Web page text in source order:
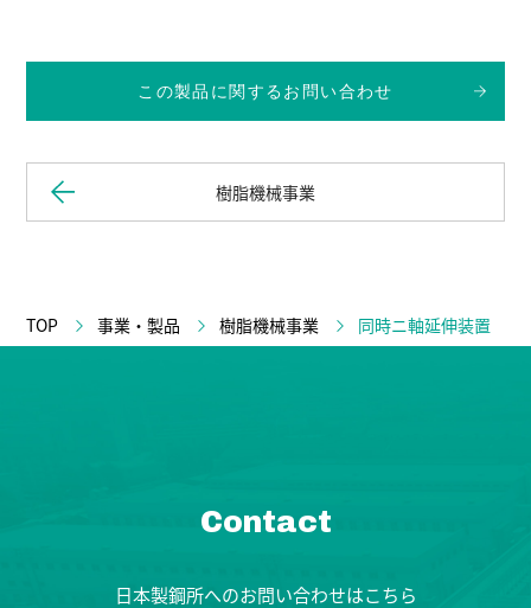
この製品に関するお問い合わせ
樹脂機械事業
TOP 事業・製品 樹脂機械事業 同時ニ軸延伸装置
Contact
日本製鋼所へのお問い合わせはこちら